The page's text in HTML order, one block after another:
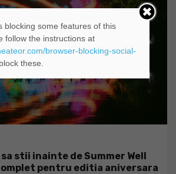
stii inainte de Summer Well
pentru editia aniversara
blocking some features of this
follow the instructions at
browser-blocking-social-
these.